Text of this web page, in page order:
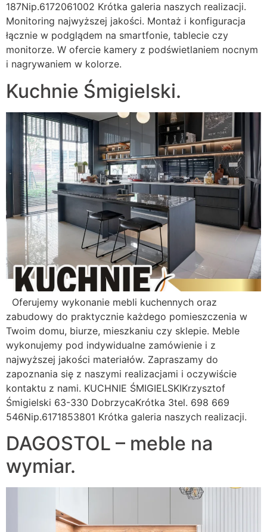
187Nip.6172061002 Krótka galeria naszych realizacji.
Monitoring najwyższej jakości. Montaż i konfiguracja
łącznie w podglądem na smartfonie, tablecie czy
monitorze. W ofercie kamery z podświetlaniem nocnym
i nagrywaniem w kolorze.
Kuchnie Śmigielski.
Oferujemy wykonanie mebli kuchennych oraz
zabudowy do praktycznie każdego pomieszczenia w
Twoim domu, biurze, mieszkaniu czy sklepie. Meble
wykonujemy pod indywidualne zamówienie i z
najwyższej jakości materiałów. Zapraszamy do
zapoznania się z naszymi realizacjami i oczywiście
kontaktu z nami. KUCHNIE ŚMIGIELSKIKrzysztof
Śmigielski 63-330 DobrzycaKrótka 3tel. 698 669
546Nip.6171853801 Krótka galeria naszych realizacji.
DAGOSTOL – meble na
wymiar.